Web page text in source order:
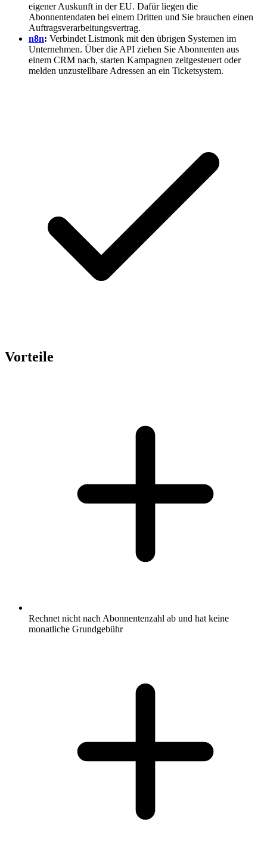
eigener Auskunft in der EU. Dafür liegen die
Abonnentendaten bei einem Dritten und Sie brauchen einen
Auftragsverarbeitungsvertrag.
n8n: Verbindet Listmonk mit den übrigen Systemen im
Unternehmen. Über die API ziehen Sie Abonnenten aus
einem CRM nach, starten Kampagnen zeitgesteuert oder
melden unzustellbare Adressen an ein Ticketsystem.
Vorteile
Rechnet nicht nach Abonnentenzahl ab und hat keine
monatliche Grundgebühr